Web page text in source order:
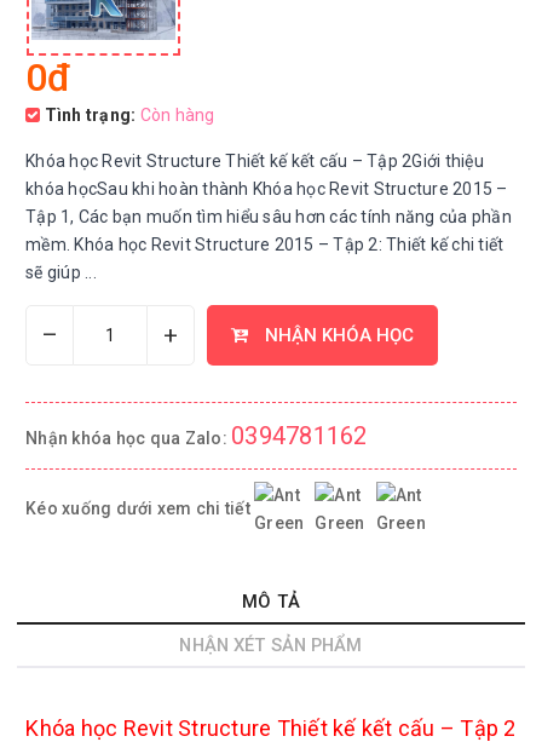
0đ
Tình trạng: Còn hàng
Khóa học Revit Structure Thiết kế kết cấu – Tập 2Giới thiệu
khóa họcSau khi hoàn thành Khóa học Revit Structure 2015 –
Tập 1, Các bạn muốn tìm hiểu sâu hơn các tính năng của phần
mềm. Khóa học Revit Structure 2015 – Tập 2: Thiết kế chi tiết
sẽ giúp ...
– + NHẬN KHÓA HỌC
Nhận khóa học qua Zalo: 0394781162
Kéo xuống dưới xem chi tiết
MÔ TẢ
NHẬN XÉT SẢN PHẨM
Khóa học Revit Structure Thiết kế kết cấu – Tập 2